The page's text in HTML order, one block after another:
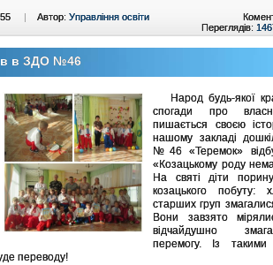
| Автор: Управління освіти
Переглядів:
в ЗДО №46
Народ будь-якої
спогади про
пишається своєю
нашому закладі
№46 «Теремок»
«Козацькому роду
На святі діти
козацького побуту:
старших груп
Вони завзято
відчайдушно
перемогу. Із такими
переводу!